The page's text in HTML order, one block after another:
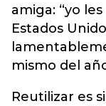
amiga: “yo
Estados
mismo del
Reutilizar es